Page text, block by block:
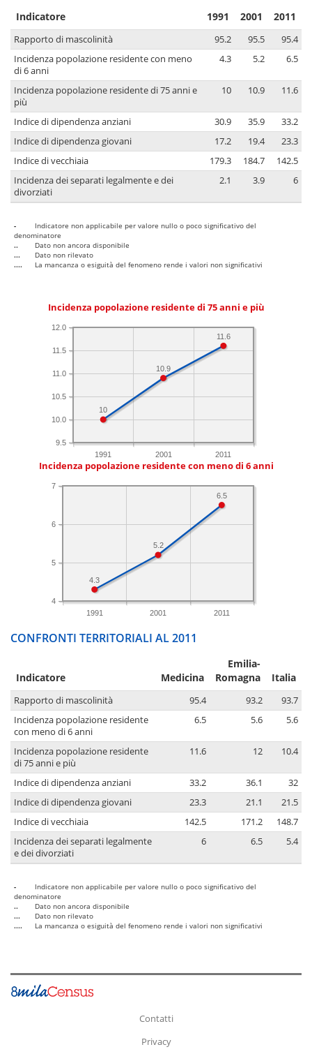
Indicatore 1991 2001 2011
Rapporto di mascolinità 95.2 95.5
95.4
Incidenza popolazione residente con meno
di 6 anni
4.3 5.2 6.5
Incidenza popolazione residente di 75 anni e
più
10 10.9 11.6
Indice di dipendenza anziani 30.9 35.9
33.2
Indice di dipendenza giovani
17.2 19.4
23.3
Indice di vecchiaia
179.3 184.7
142.5
Incidenza dei separati legalmente e dei
divorziati
2.1 3.9 6
-
Indicatore non applicabile per valore nullo o poco significativo del
denominatore
..
Dato non ancora disponibile
...
Dato non rilevato
....
La mancanza o esiguità del fenomeno rende i valori non significativi
Incidenza popolazione residente di 75 anni e più
1991 2001 2011
9.5
10.0
10.5
11.0
11.5
12.0
11.6
10.9
10
Incidenza popolazione residente con meno di 6 anni
1991 2001 2011
4
5
6
7
6.5
5.2
4.3
CONFRONTI TERRITORIALI AL 2011
Indicatore Medicina
Emilia-
Romagna
Italia
Rapporto di mascolinità 95.4 93.2
93.7
Incidenza popolazione residente
con meno di 6 anni
6.5 5.6 5.6
Incidenza popolazione residente
di 75 anni e più
11.6 12 10.4
Indice di dipendenza anziani 33.2 36.1
32
Indice di dipendenza giovani
23.3 21.1
21.5
Indice di vecchiaia
142.5 171.2
148.7
Incidenza dei separati legalmente
e dei divorziati
6 6.5 5.4
-
Indicatore non applicabile per valore nullo o poco significativo del
denominatore
..
Dato non ancora disponibile
...
Dato non rilevato
....
La mancanza o esiguità del fenomeno rende i valori non significativi
Contatti
Privacy